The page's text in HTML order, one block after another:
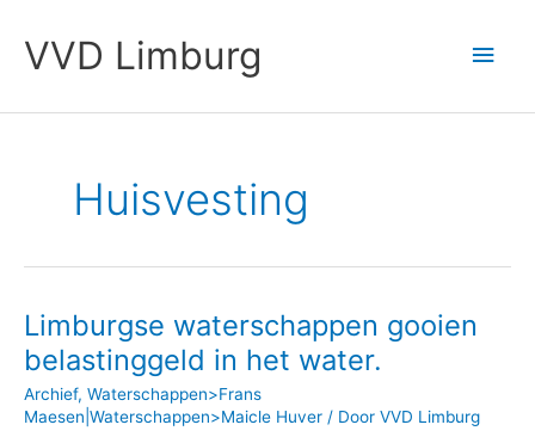
naarVVD Limburg
Huisvesting
Limburgse waterschappen gooien
belastinggeld in het water.
Archief, Waterschappen>Frans
Maesen|Waterschappen>Maicle Huver / Door VVD Limburg
Limburgse
waterschappen
gooien
belastinggeld
in